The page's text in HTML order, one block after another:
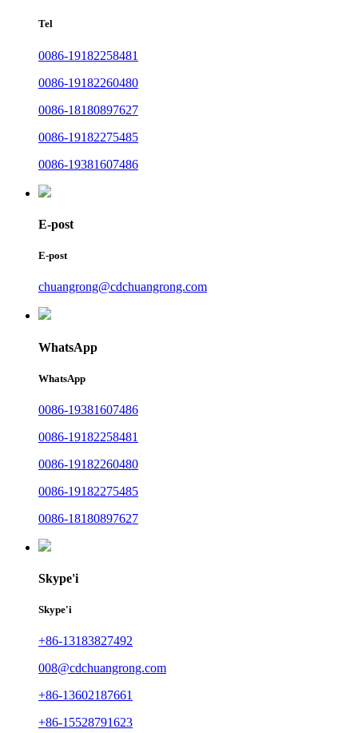
Tel
0086-19182258481
0086-19182260480
0086-18180897627
0086-19182275485
0086-19381607486
E-post
E-post
chuangrong@cdchuangrong.com
WhatsApp
WhatsApp
0086-19381607486
0086-19182258481
0086-19182260480
0086-19182275485
0086-18180897627
Skype'i
Skype'i
+86-13183827492
008@cdchuangrong.com
+86-13602187661
+86-15528791623